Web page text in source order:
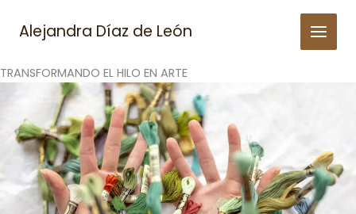
Alejandra Díaz de León
TRANSFORMANDO EL HILO EN ARTE